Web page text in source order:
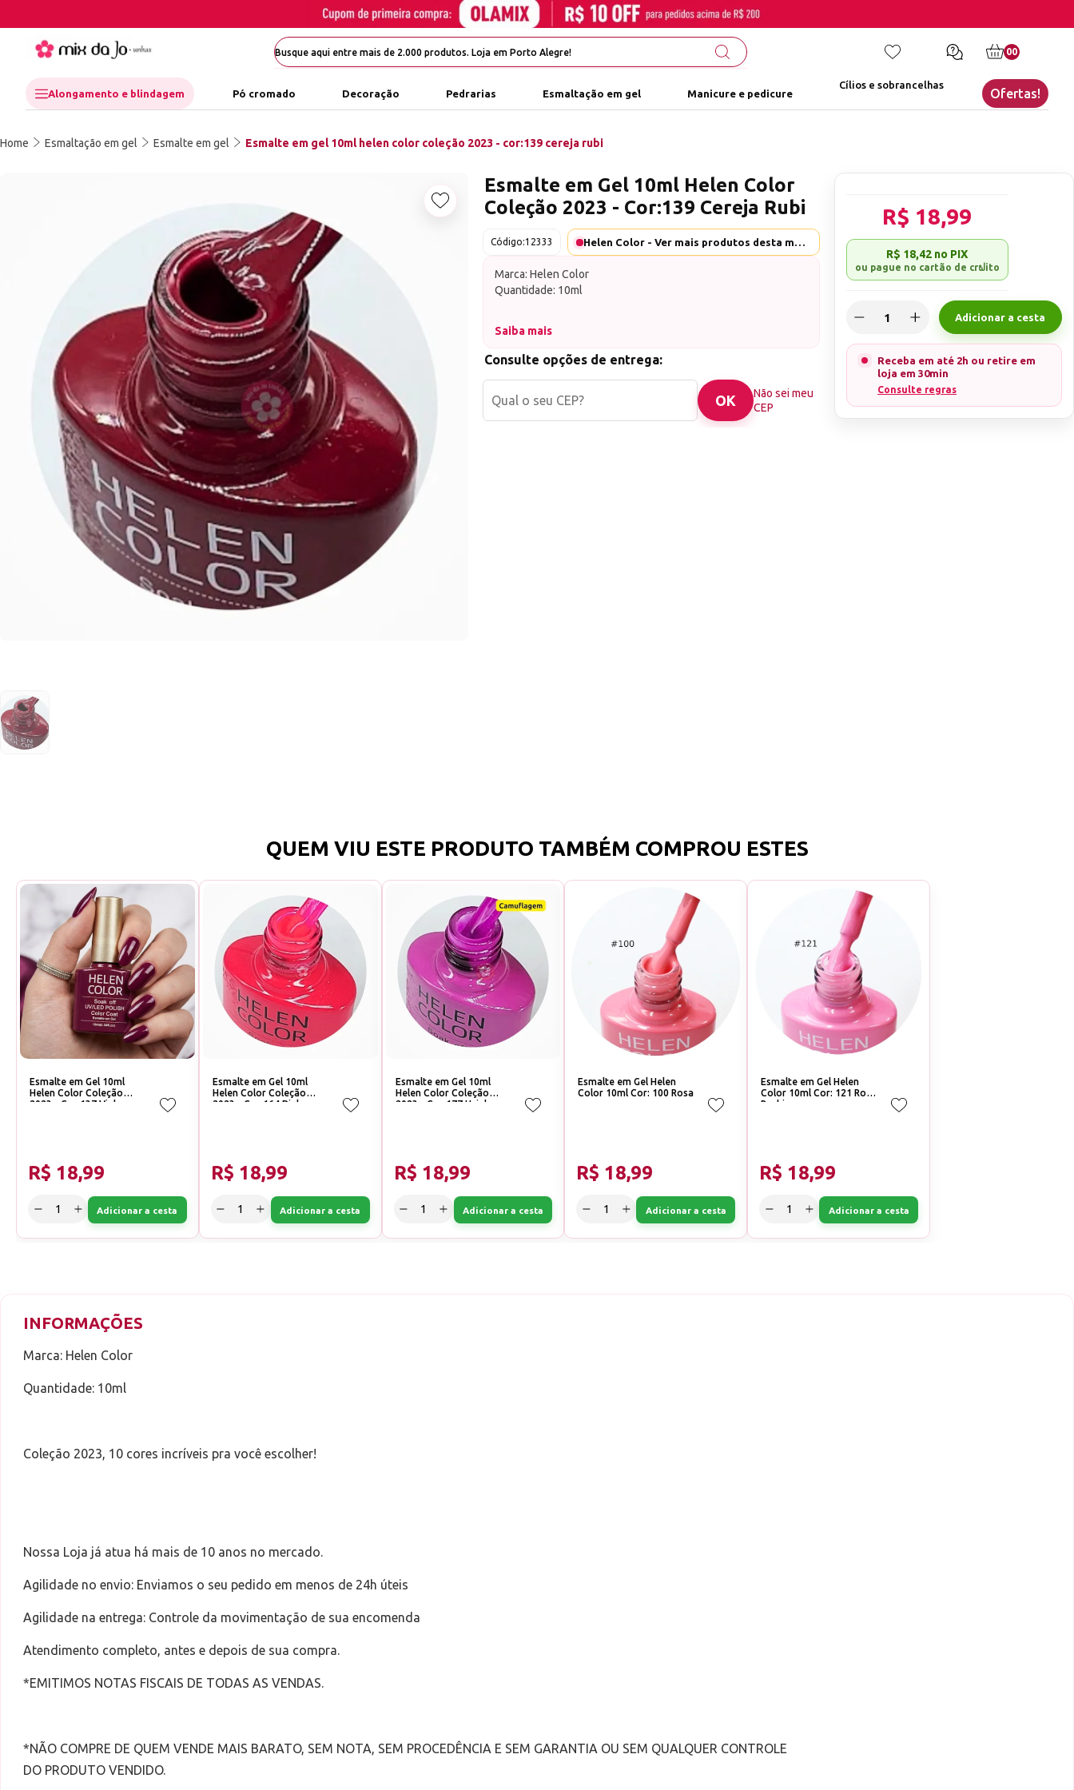
00
Alongamento e blindagem Pó cromado Decoração Pedrarias Esmaltação em gel Manicure e pedicure
Cílios e sobrancelhas
Ofertas!
Home Esmaltação em gel Esmalte em gel Esmalte em gel 10ml helen color coleção 2023 - cor:139 cereja rubi
Adicionar aos favoritos
Esmalte em Gel 10ml Helen Color
Coleção 2023 - Cor:139 Cereja Rubi
Código:12333 Helen Color - Ver mais produtos desta marca
Marca: Helen Color
Quantidade: 10ml
Coleção 2023, 10 cores incríveis pra você escolher!
Nossa Loja já atua há mais de 10 anos no mercado.
Agilidade no envio: Enviamos o seu pedido em menos de 24h
úteis
Agilidade na entrega: Controle da movimentação de sua
Saiba mais
Consulte opções de entrega:
Não sei meu
CEP
R$ 18,99
R$ 18,42 no PIX
Adicionar a cesta
Receba em até 2h ou retire em
loja em 30min
Consulte regras
QUEM VIU ESTE PRODUTO TAMBÉM COMPROU ESTES
Esmalte em Gel 10ml
Helen Color Coleção
2023 - Cor:137 Vinho
R$ 18,99
Adicionar a cesta
Esmalte em Gel 10ml
Helen Color Coleção
2023 - Cor:164 Pink
R$ 18,99
Adicionar a cesta
Esmalte em Gel 10ml
Helen Color Coleção
2023 - Cor:177 Uvinha
R$ 18,99
Adicionar a cesta
Esmalte em Gel Helen
Color 10ml Cor: 100 Rosa
R$ 18,99
Adicionar a cesta
Esmalte em Gel Helen
Color 10ml Cor: 121 Rosa
Barbie
R$ 18,99
Adicionar a cesta
INFORMAÇÕES
Marca: Helen Color
Quantidade: 10ml
Coleção 2023, 10 cores incríveis pra você escolher!
Nossa Loja já atua há mais de 10 anos no mercado.
Agilidade no envio: Enviamos o seu pedido em menos de 24h úteis
Agilidade na entrega: Controle da movimentação de sua encomenda
Atendimento completo, antes e depois de sua compra.
*EMITIMOS NOTAS FISCAIS DE TODAS AS VENDAS.
*NÃO COMPRE DE QUEM VENDE MAIS BARATO, SEM NOTA, SEM PROCEDÊNCIA E SEM GARANTIA OU SEM QUALQUER CONTROLE
DO PRODUTO VENDIDO.